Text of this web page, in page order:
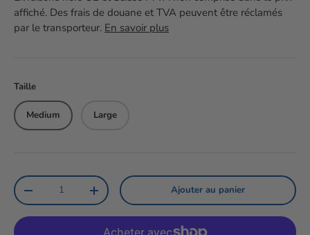
affiché. Des frais de douane et TVA peuvent être réclamés
par le transporteur. En savoir plus
Taille
Medium Large
Qté
Diminuer la quantitéAugmenter la quantitéAjouter au panier